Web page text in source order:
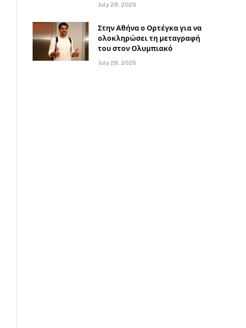
July 28, 2026
Στην Αθήνα ο Ορτέγκα για να
ολοκληρώσει τη μεταγραφή
του στον Ολυμπιακό
July 28, 2026